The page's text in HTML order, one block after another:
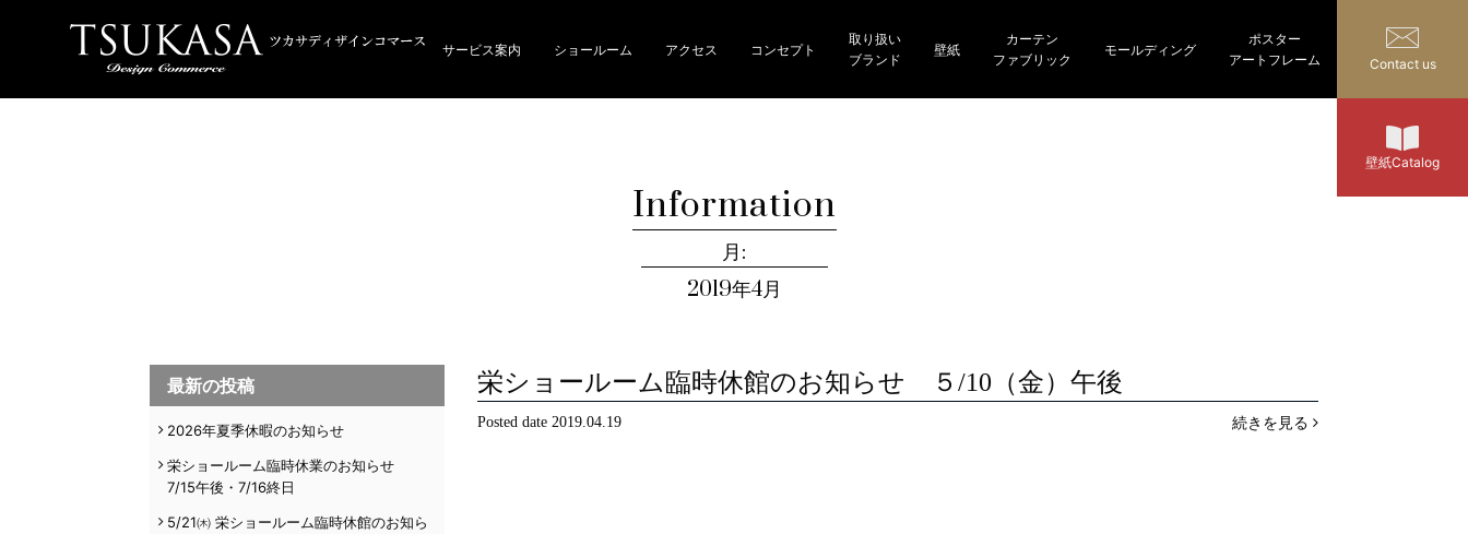
サービス案内 ショールーム アクセス コンセプト
取り扱い
ブランド
壁紙
カーテン
ファブリック
モールディング
ポスター
アートフレーム
Contact us
壁紙Catalog
Information
月:
2019年4月
栄ショールーム臨時休館のお知らせ ５/10（金）午後
Posted date 2019.04.19 続きを見る
最新の投稿
2026年夏季休暇のお知らせ
栄ショールーム臨時休業のお知らせ
7/15午後・7/16終日
5/21㈭ 栄ショールーム臨時休館のお知ら